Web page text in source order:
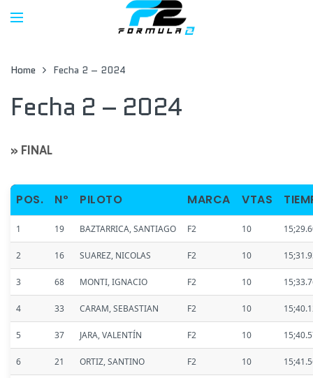
Home Fecha 2 – 2024
Fecha 2 – 2024
» FINAL
POS. Nº PILOTO MARCA VTAS
1 19 BAZTARRICA, SANTIAGO F2 10
2 16 SUAREZ, NICOLAS F2 10
3 68 MONTI, IGNACIO F2 10
4 33 CARAM, SEBASTIAN F2 10
5 37 JARA, VALENTÍN F2 10
6 21 ORTIZ, SANTINO F2 10